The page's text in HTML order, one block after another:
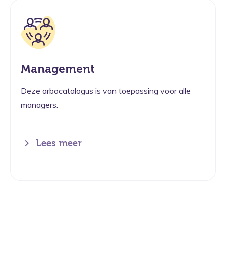
Management
Deze arbocatalogus is van toepassing voor alle
managers.
Lees meer